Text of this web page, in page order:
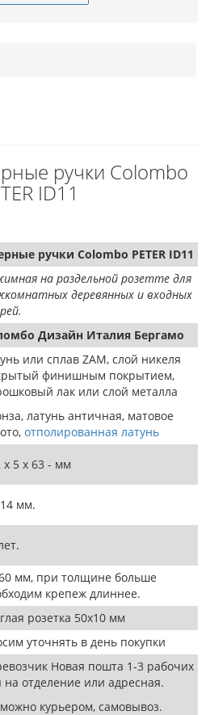
ручки Colombo
ID11
ручки Colombo PETER ID11
на раздельной розетте для
деревянных и входных
Дизайн Италия Бергамо
или сплав ZAM, слой никеля
финишным покрытием,
лак или слой металла
латунь античная, матовое
отполированная латунь
х 5 х 63 - мм
мм.
мм, при толщине больше
крепеж длиннее.
розетка 50х10 мм
уточнять в день покупки
Новая пошта 1-3 рабочих
на отделение или адресная.
курьером, самовывоз.